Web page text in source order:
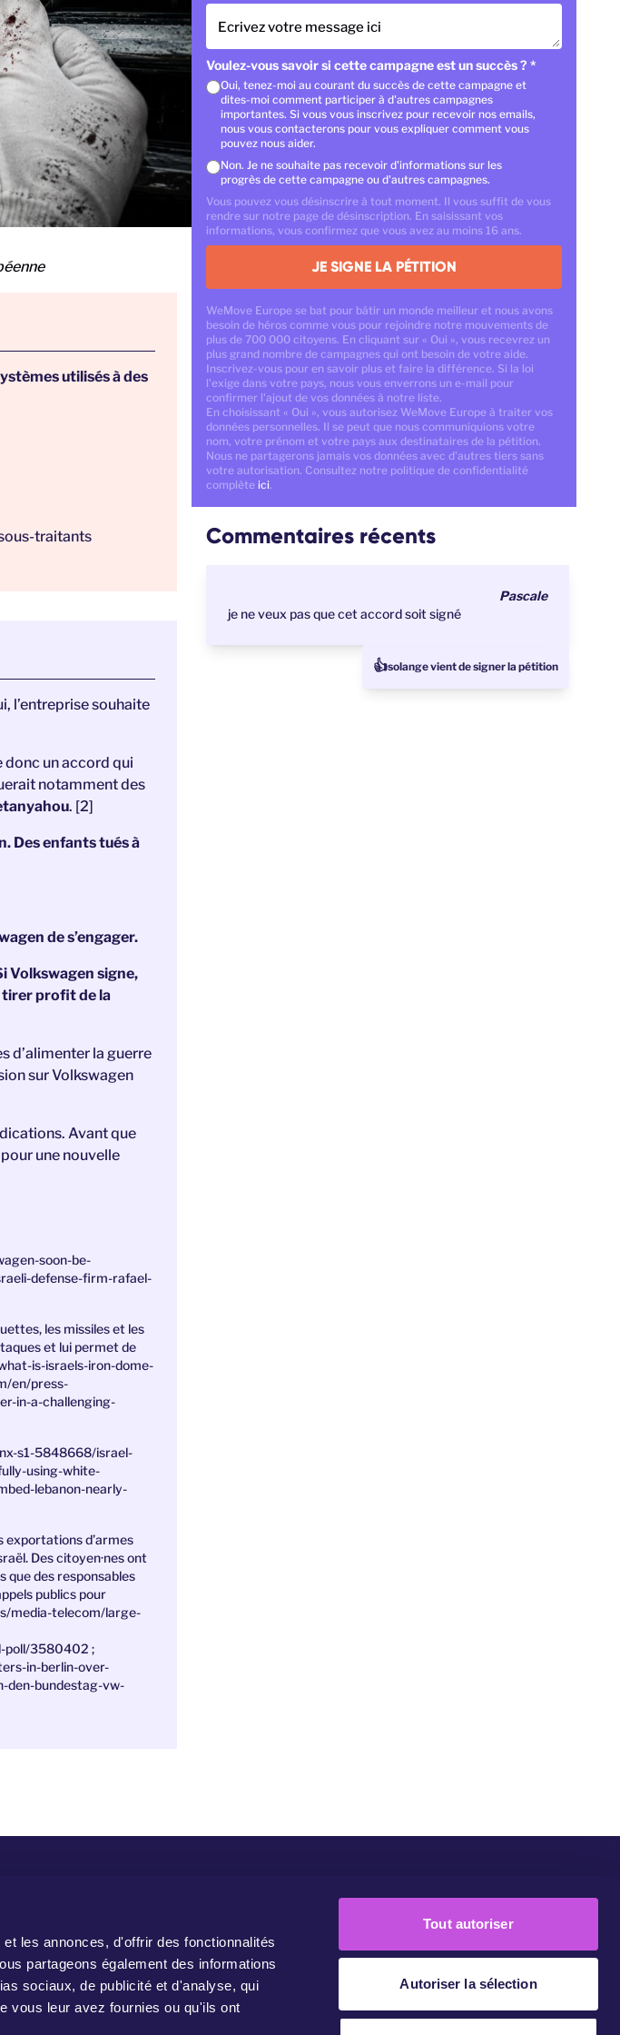
les annonces, d'offrir des fonctionnalités
partageons également des informations
sociaux, de publicité et d'analyse, qui
vous leur avez fournies ou qu'ils ont
Tout autoriser
Autoriser la sélection
utilisés à des
traitants
l’entreprise souhaite
donc un accord qui
notamment des
. [2]
Des enfants tués à
de s’engager.
Volkswagen signe,
tirer profit de la
d’alimenter la guerre
sur Volkswagen
. Avant que
une nouvelle
soon-be-
defense-firm-rafael-
les missiles et les
et lui permet de
is-israels-iron-dome-
en/press-
in-a-challenging-
s1-5848668/israel-
using-white-
lebanon-nearly-
exportations d’armes
Des citoyen·nes ont
que des responsables
publics pour
media-telecom/large-
poll/3580402 ;
in-berlin-over-
den-bundestag-vw-
Ecrivez votre message ici
Voulez-vous savoir si cette campagne est un succès ? *
Oui, tenez-moi au courant du succès de cette campagne et
dites-moi comment participer à d'autres campagnes
importantes. Si vous vous inscrivez pour recevoir nos emails,
nous vous contacterons pour vous expliquer comment vous
pouvez nous aider.
Non. Je ne souhaite pas recevoir d'informations sur les
progrès de cette campagne ou d'autres campagnes.
Vous pouvez vous désinscrire à tout moment. Il vous suffit de vous
rendre sur notre page de désinscription. En saisissant vos
informations, vous confirmez que vous avez au moins 16 ans.
JE SIGNE LA PÉTITION
WeMove Europe se bat pour bâtir un monde meilleur et nous avons
besoin de héros comme vous pour rejoindre notre mouvements de
plus de 700 000 citoyens. En cliquant sur « Oui », vous recevrez un
plus grand nombre de campagnes qui ont besoin de votre aide.
Inscrivez-vous pour en savoir plus et faire la différence. Si la loi
l'exige dans votre pays, nous vous enverrons un e-mail pour
confirmer l'ajout de vos données à notre liste.
En choisissant « Oui », vous autorisez WeMove Europe à traiter vos
données personnelles. Il se peut que nous communiquions votre
nom, votre prénom et votre pays aux destinataires de la pétition.
Nous ne partagerons jamais vos données avec d'autres tiers sans
votre autorisation. Consultez notre politique de confidentialité
complète ici.
Commentaires récents
Pascale
je ne veux pas que cet accord soit signé
👍Roger vient de signer la pétition